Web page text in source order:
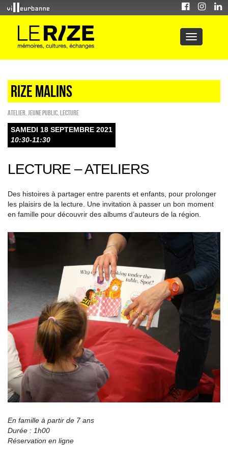
Rize malins
Atelier Jeune public Lecture
SAMEDI 18 SEPTEMBRE 2021
10:30-11:30
LECTURE – ATELIERS
Des histoires à partager entre parents et enfants, pour prolonger
les plaisirs de la lecture. Une invitation à passer un bon moment
en famille pour découvrir des albums d’auteurs de la région.
En famille à partir de 7 ans
Durée : 1h00
Réservation en ligne